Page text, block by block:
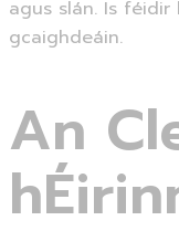
agus slán. Is
gcaighdeáin.
An